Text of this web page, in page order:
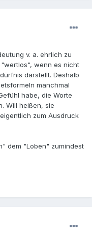
v. a. ehrlich zu
wenn es nicht
darstellt. Deshalb
manchmal
habe, die Worte
Will heißen, sie
zum Ausdruck
dem "Loben" zumindest